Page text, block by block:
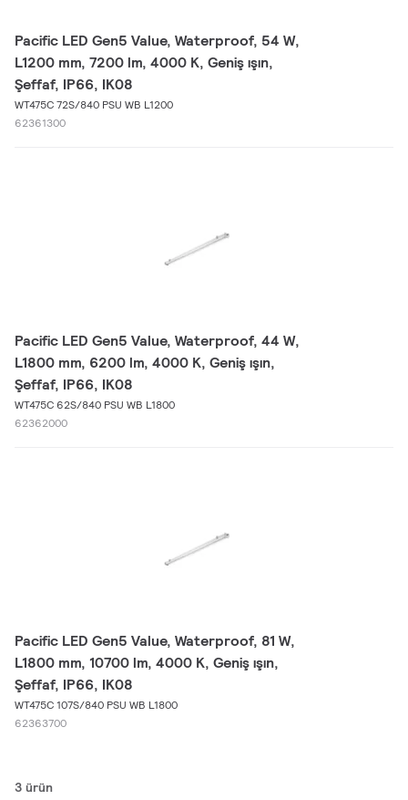
Pacific LED Gen5 Value, Waterproof, 54 W,
L1200 mm, 7200 lm, 4000 K, Geniş ışın,
Şeffaf, IP66, IK08
WT475C 72S/840 PSU WB L1200
62361300
Pacific LED Gen5 Value, Waterproof, 44 W,
L1800 mm, 6200 lm, 4000 K, Geniş ışın,
Şeffaf, IP66, IK08
WT475C 62S/840 PSU WB L1800
62362000
Pacific LED Gen5 Value, Waterproof, 81 W,
L1800 mm, 10700 lm, 4000 K, Geniş ışın,
Şeffaf, IP66, IK08
WT475C 107S/840 PSU WB L1800
62363700
3 ürün